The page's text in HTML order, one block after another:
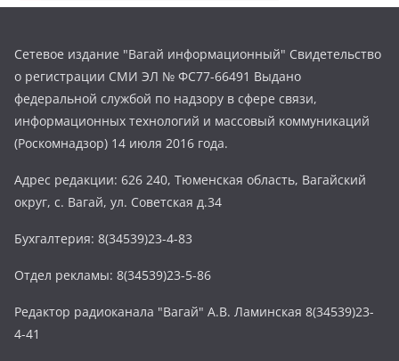
Сетевое издание "Вагай информационный" Свидетельство
о регистрации СМИ ЭЛ № ФС77-66491 Выдано
федеральной службой по надзору в сфере связи,
информационных технологий и массовый коммуникаций
(Роскомнадзор) 14 июля 2016 года.
Адрес редакции: 626 240, Тюменская область, Вагайский
округ, с. Вагай, ул. Советская д.34
Бухгалтерия: 8(34539)23-4-83
Отдел рекламы: 8(34539)23-5-86
Редактор радиоканала "Вагай" А.В. Ламинская 8(34539)23-
4-41